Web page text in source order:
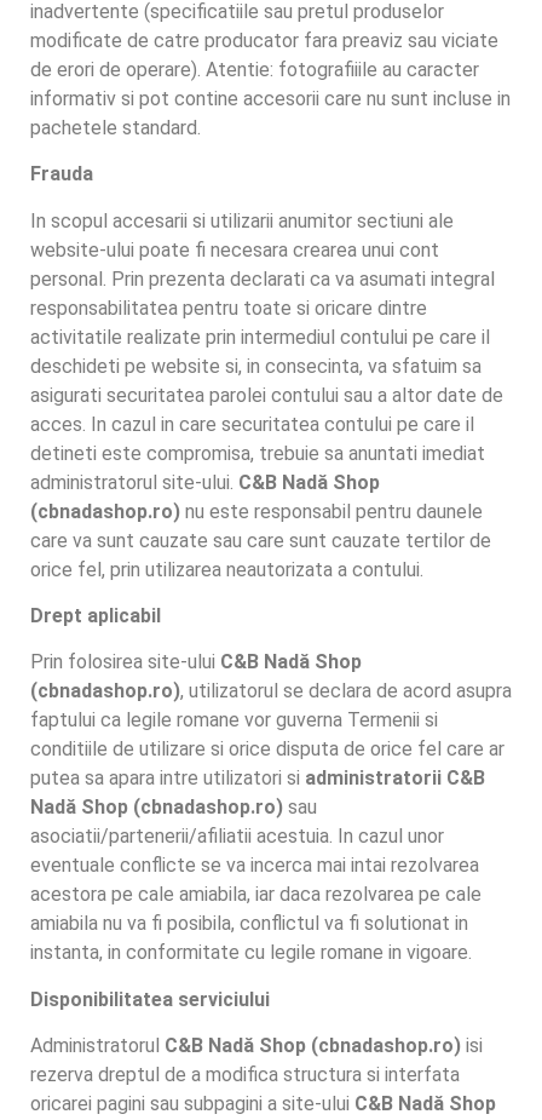
inadvertente (specificatiile sau pretul produselor
modificate de catre producator fara preaviz sau viciate
de erori de operare). Atentie: fotografiiile au caracter
informativ si pot contine accesorii care nu sunt incluse in
pachetele standard.
Frauda
In scopul accesarii si utilizarii anumitor sectiuni ale
website-ului poate fi necesara crearea unui cont
personal. Prin prezenta declarati ca va asumati integral
responsabilitatea pentru toate si oricare dintre
activitatile realizate prin intermediul contului pe care il
deschideti pe website si, in consecinta, va sfatuim sa
asigurati securitatea parolei contului sau a altor date de
acces. In cazul in care securitatea contului pe care il
detineti este compromisa, trebuie sa anuntati imediat
administratorul site-ului. C&B Nadă Shop
(cbnadashop.ro) nu este responsabil pentru daunele
care va sunt cauzate sau care sunt cauzate tertilor de
orice fel, prin utilizarea neautorizata a contului.
Drept aplicabil
Prin folosirea site-ului C&B Nadă Shop
(cbnadashop.ro), utilizatorul se declara de acord asupra
faptului ca legile romane vor guverna Termenii si
conditiile de utilizare si orice disputa de orice fel care ar
putea sa apara intre utilizatori si administratorii C&B
Nadă Shop (cbnadashop.ro) sau
asociatii/partenerii/afiliatii acestuia. In cazul unor
eventuale conflicte se va incerca mai intai rezolvarea
acestora pe cale amiabila, iar daca rezolvarea pe cale
amiabila nu va fi posibila, conflictul va fi solutionat in
instanta, in conformitate cu legile romane in vigoare.
Disponibilitatea serviciului
Administratorul C&B Nadă Shop (cbnadashop.ro) isi
rezerva dreptul de a modifica structura si interfata
oricarei pagini sau subpagini a site-ului C&B Nadă Shop